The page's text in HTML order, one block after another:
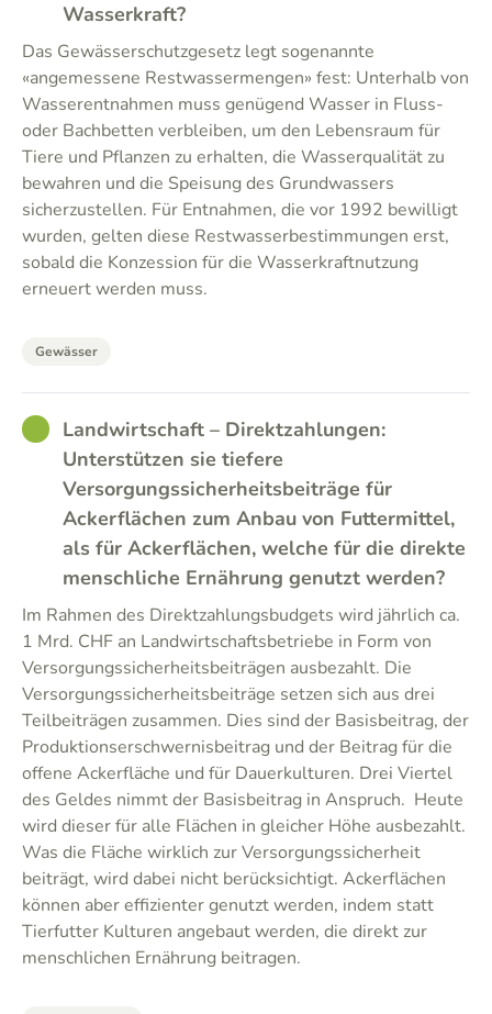
Wasserkraft?
Das Gewässerschutzgesetz legt sogenannte
«angemessene Restwassermengen» fest: Unterhalb von
Wasserentnahmen muss genügend Wasser in Fluss-
oder Bachbetten verbleiben, um den Lebensraum für
Tiere und Pflanzen zu erhalten, die Wasserqualität zu
bewahren und die Speisung des Grundwassers
sicherzustellen. Für Entnahmen, die vor 1992 bewilligt
wurden, gelten diese Restwasserbestimmungen erst,
sobald die Konzession für die Wasserkraftnutzung
erneuert werden muss.
Gewässer
GOODLandwirtschaft – Direktzahlungen:
Unterstützen sie tiefere
Versorgungssicherheitsbeiträge für
Ackerflächen zum Anbau von Futtermittel,
als für Ackerflächen, welche für die direkte
menschliche Ernährung genutzt werden?
Im Rahmen des Direktzahlungsbudgets wird jährlich ca.
1 Mrd. CHF an Landwirtschaftsbetriebe in Form von
Versorgungssicherheitsbeiträgen ausbezahlt. Die
Versorgungssicherheitsbeiträge setzen sich aus drei
Teilbeiträgen zusammen. Dies sind der Basisbeitrag, der
Produktionserschwernisbeitrag und der Beitrag für die
offene Ackerfläche und für Dauerkulturen. Drei Viertel
des Geldes nimmt der Basisbeitrag in Anspruch. Heute
wird dieser für alle Flächen in gleicher Höhe ausbezahlt.
Was die Fläche wirklich zur Versorgungssicherheit
beiträgt, wird dabei nicht berücksichtigt. Ackerflächen
können aber effizienter genutzt werden, indem statt
Tierfutter Kulturen angebaut werden, die direkt zur
menschlichen Ernährung beitragen.